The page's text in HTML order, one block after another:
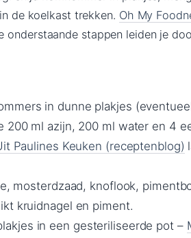
de koelkast trekken. Oh My
onderstaande stappen leiden je
in dunne plakjes
200 ml azijn, 200 ml water en 4
Paulines Keuken (receptenblog)
mosterdzaad, knoflook,
kruidnagel en piment.
in een gesteriliseerde pot –